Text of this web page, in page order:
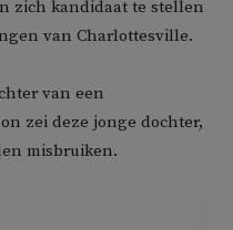
zich kandidaat te stellen
van Charlottesville.
van een
zei deze jonge dochter,
misbruiken.